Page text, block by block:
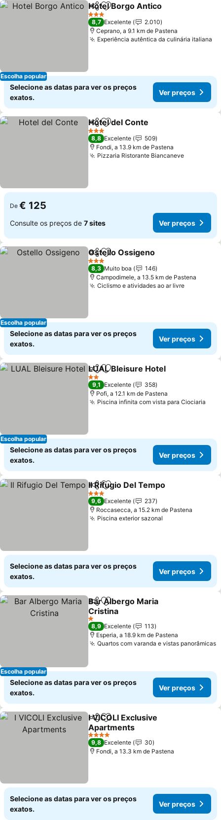
Escolha popular
PartilharAdicionar aos favoritos
Hotel Borgo Antico
3 Estrelas
8,7 Excelente
2.010
Ceprano, a 9.1 km de Pastena
Experiência autêntica da culinária italiana
Selecione as datas para ver os preços
exatos.
Ver preços
PartilharAdicionar aos favoritos
Hotel del Conte
3 Estrelas
8,8 Excelente
509
Fondi, a 13.9 km de Pastena
Pizzaria Ristorante BiancaneveVer
De € 125
Consulte os preços de 7 sites Ver preços
Escolha popular
PartilharAdicionar aos favoritos
Ostello Ossigeno
3 Estrelas
8,3 Muito boa
146
Campodimele, a 13.5 km de Pastena
Ciclismo e atividades ao ar livreVer
Selecione as datas para ver os preços
exatos.
Ver preços
Escolha popular
PartilharAdicionar aos favoritos
LUAL Bleisure Hotel
2 Estrelas
9,1 Excelente
358
Pofi, a 12.1 km de Pastena
Piscina infinita com vista para Ciociaria
Selecione as datas para ver os preços
exatos.
Ver preços
PartilharAdicionar aos favoritos
Il Rifugio Del Tempo
3 Estrelas
9,6 Excelente
237
Roccasecca, a 15.2 km de Pastena
Piscina exterior sazonal
Selecione as datas para ver os preços
exatos.
Ver preços
Escolha popular
PartilharAdicionar aos favoritos
Bar Albergo Maria
Cristina
Ver preços
1 Estrelas
8,9 Excelente
113
Esperia, a 18.9 km de Pastena
Quartos com varanda e vistas panorâmicas
Selecione as datas para ver os preços
exatos.
Ver preços
PartilharAdicionar aos favoritos
I VICOLI Exclusive
Apartments
Ver preços
4 Estrelas
9,8 Excelente
30
Fondi, a 13.3 km de Pastena
Selecione as datas para ver os preços
exatos.
Ver preços